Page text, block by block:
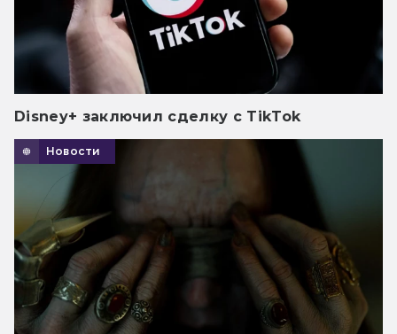
Disney+ заключил сделку с TikTok
Новости